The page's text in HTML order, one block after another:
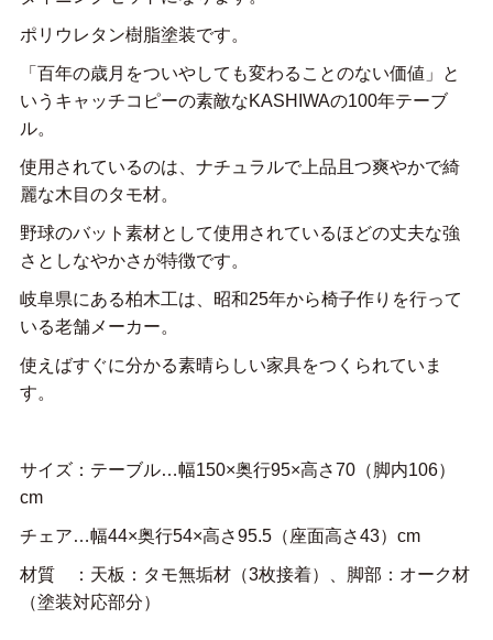
ポリウレタン樹脂塗装です。
「百年の歳月をついやしても変わることのない価値」と
いうキャッチコピーの素敵なKASHIWAの100年テーブ
ル。
使用されているのは、ナチュラルで上品且つ爽やかで綺
麗な木目のタモ材。
野球のバット素材として使用されているほどの丈夫な強
さとしなやかさが特徴です。
岐阜県にある柏木工は、昭和25年から椅子作りを行って
いる老舗メーカー。
使えばすぐに分かる素晴らしい家具をつくられていま
す。
サイズ：テーブル…幅150×奥行95×高さ70（脚内106）
cm
チェア…幅44×奥行54×高さ95.5（座面高さ43）cm
材質 ：天板：タモ無垢材（3枚接着）、脚部：オーク材
（塗装対応部分）